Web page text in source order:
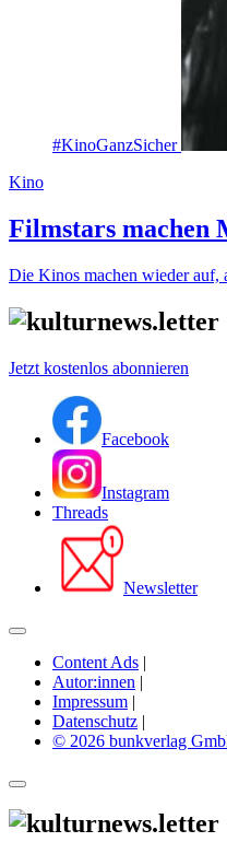
#KinoGanzSicher
Kino
Filmstars machen
Die Kinos machen wieder auf,
Jetzt kostenlos abonnieren
Facebook
Instagram
Threads
Newsletter
Content Ads |
Autor:innen |
Impressum |
Datenschutz |
© 2026 bunkverlag